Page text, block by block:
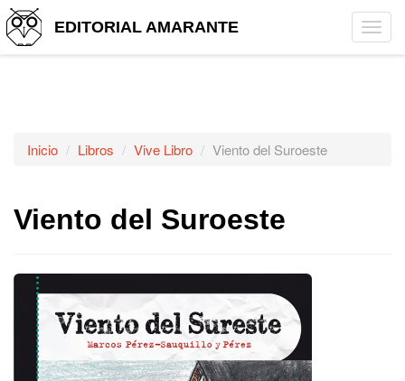
EDITORIAL AMARANTE
Inicio Libros Vive Libro Viento del Suroeste
Viento del Suroeste